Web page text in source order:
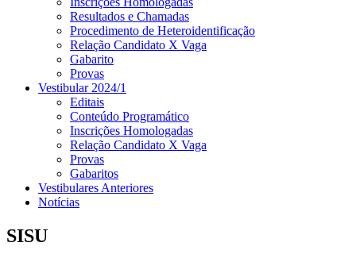
Resultados e Chamadas
Procedimento de Heteroidentificação
Relação Candidato X Vaga
Gabarito
Provas
Vestibular 2024/1
Editais
Conteúdo Programático
Inscrições Homologadas
Relação Candidato X Vaga
Provas
Gabaritos
Vestibulares Anteriores
Notícias
SISU